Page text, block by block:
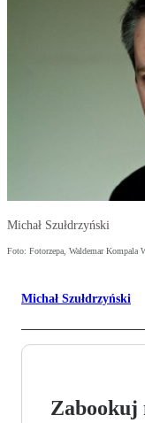
Michał Szułdrzyński
Foto: Fotorzepa, Waldemar Kompala
Michał Szułdrzyński
Zabookuj